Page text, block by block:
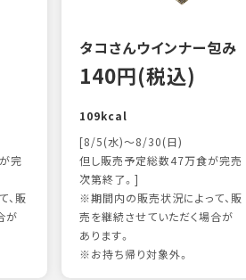
完
、販
が
タコさんウインナー包み
140円(税込)
109kcal
[8/5(水)～8/30(日)
但し販売予定総数47万食が完売
次第終了。]
※期間内の販売状況によって、販
売を継続させていただく場合が
あります。
※お持ち帰り対象外。